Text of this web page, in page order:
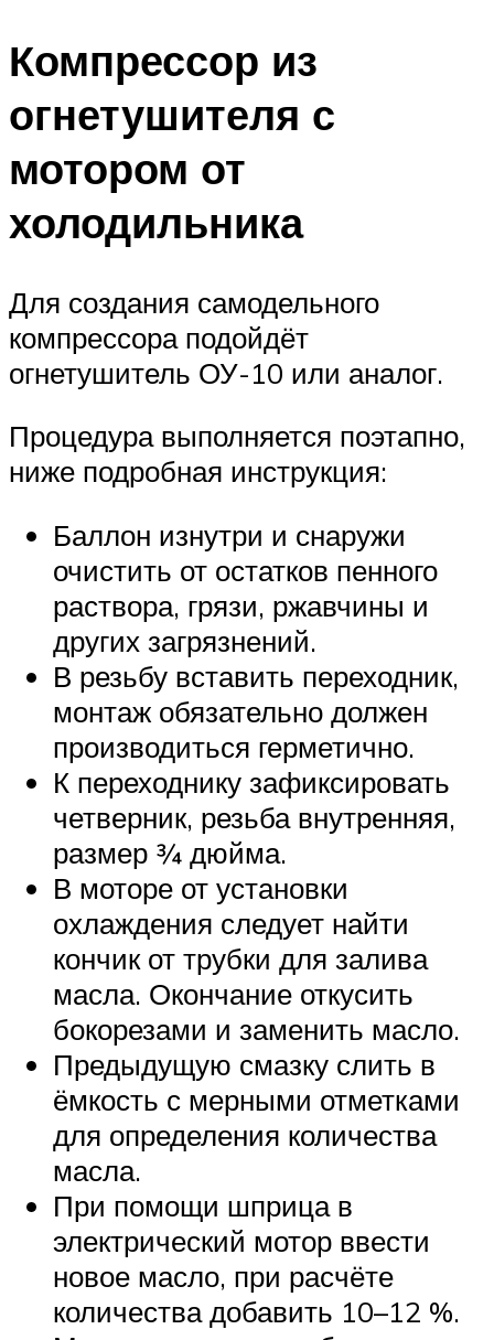
Компрессор из
огнетушителя с
мотором от
холодильника
Для создания самодельного
компрессора подойдёт
огнетушитель ОУ-10 или аналог.
Процедура выполняется поэтапно,
ниже подробная инструкция:
Баллон изнутри и снаружи
очистить от остатков пенного
раствора, грязи, ржавчины и
других загрязнений.
В резьбу вставить переходник,
монтаж обязательно должен
производиться герметично.
К переходнику зафиксировать
четверник, резьба внутренняя,
размер ¾ дюйма.
В моторе от установки
охлаждения следует найти
кончик от трубки для залива
масла. Окончание откусить
бокорезами и заменить масло.
Предыдущую смазку слить в
ёмкость с мерными отметками
для определения количества
масла.
При помощи шприца в
электрический мотор ввести
новое масло, при расчёте
количества добавить 10–12 %.